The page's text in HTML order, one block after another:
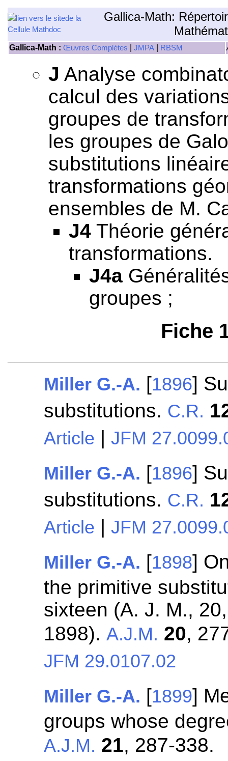
Gallica-Math:
Gallica-Math : Œuvres Complètes JMPA RBSM
J Analyse
calcul des
groupes de
les groupes de
substitutions
transformations
ensembles de M.
J4 Théorie
transformations.
J4a
groupes ;
Fiche
Miller G.-A. [1896]
substitutions. C.R.
Article |JFM
Miller G.-A. [1896]
substitutions. C.R.
Article |JFM
Miller G.-A. [1898]
the primitive
sixteen (A. J. M.,
1898).A.J.M. 20,
JFM 29.0107.02
Miller G.-A. [1899]
groups whose
A.J.M. 21, 287-338.